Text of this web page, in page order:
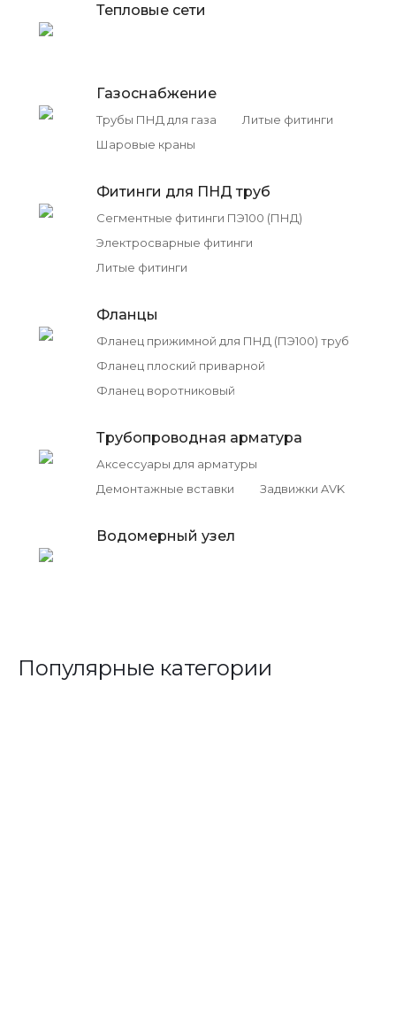
Тепловые сети
Газоснабжение
Трубы ПНД для газа
Литые фитинги
Шаровые краны
Фитинги для ПНД труб
Сегментные фитинги ПЭ100 (ПНД)
Электросварные фитинги
Литые фитинги
Фланцы
Фланец прижимной для ПНД (ПЭ100) труб
Фланец плоский приварной
Фланец воротниковый
Трубопроводная арматура
Аксессуары для арматуры
Демонтажные вставки
Задвижки AVK
Водомерный узел
Популярные категории